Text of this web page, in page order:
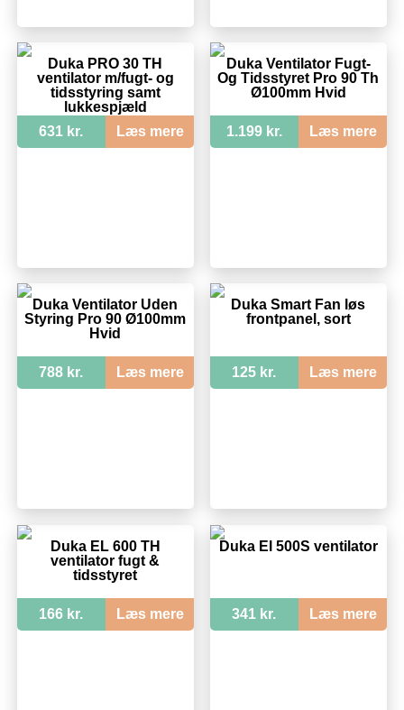
Duka PRO 30 TH
ventilator m/fugt- og
tidsstyring samt
lukkespjæld
631 kr.
Læs mere
Duka Ventilator Fugt-
Og Tidsstyret Pro 90 Th
Ø100mm Hvid
1.199 kr. Læs mere
Duka Ventilator Uden
Styring Pro 90 Ø100mm
Hvid
788 kr. Læs mere
Duka Smart Fan løs
frontpanel, sort
125 kr. Læs mere
Duka EL 600 TH
ventilator fugt &
tidsstyret
166 kr. Læs mere
Duka El 500S ventilator
341 kr. Læs mere